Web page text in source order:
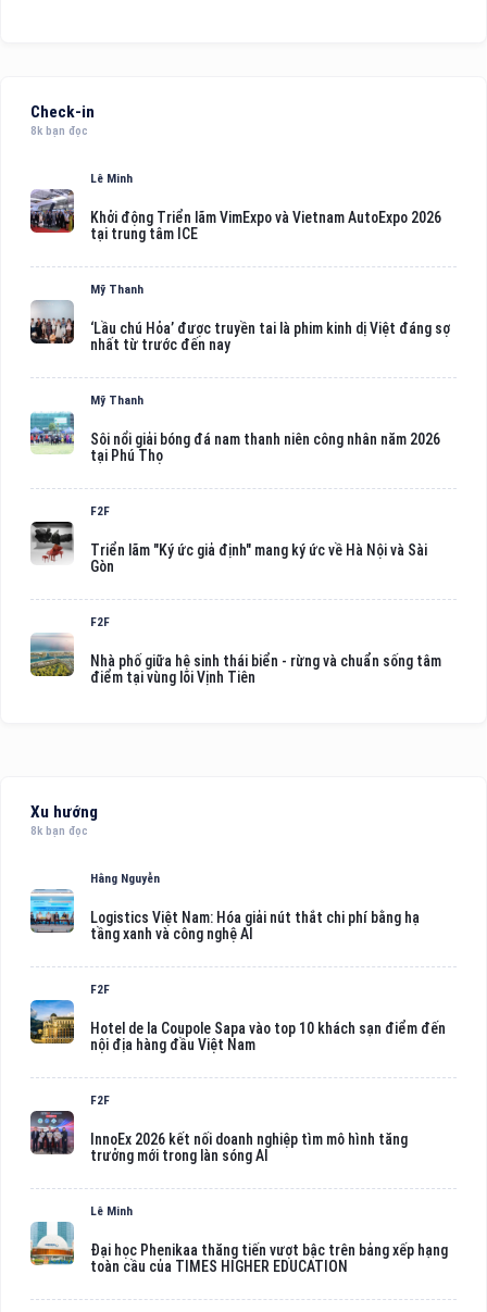
Check-in
8k bạn đọc
Lê Minh
Khởi động Triển lãm VimExpo và Vietnam AutoExpo 2026
tại trung tâm ICE
Mỹ Thanh
‘Lầu chú Hỏa’ được truyền tai là phim kinh dị Việt đáng sợ
nhất từ trước đến nay
Mỹ Thanh
Sôi nổi giải bóng đá nam thanh niên công nhân năm 2026
tại Phú Thọ
F2F
Triển lãm "Ký ức giả định" mang ký ức về Hà Nội và Sài
Gòn
F2F
Nhà phố giữa hệ sinh thái biển - rừng và chuẩn sống tâm
điểm tại vùng lõi Vịnh Tiên
Xu hướng
8k bạn đọc
Hằng Nguyễn
Logistics Việt Nam: Hóa giải nút thắt chi phí bằng hạ
tầng xanh và công nghệ AI
F2F
Hotel de la Coupole Sapa vào top 10 khách sạn điểm đến
nội địa hàng đầu Việt Nam
F2F
InnoEx 2026 kết nối doanh nghiệp tìm mô hình tăng
trưởng mới trong làn sóng AI
Lê Minh
Đại học Phenikaa thăng tiến vượt bậc trên bảng xếp hạng
toàn cầu của TIMES HIGHER EDUCATION